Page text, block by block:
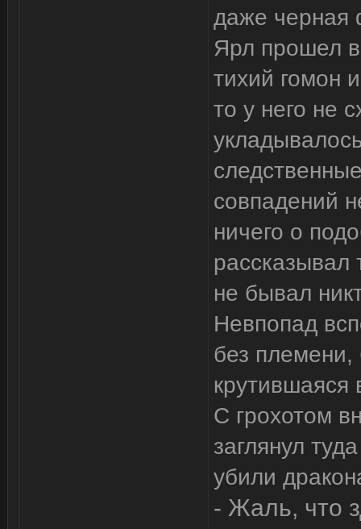
даже черная
Ярл прошел
тихий гомон
то у него не
совпадений
ничего о
рассказывал
не бывал
Невпопад
без племени,
крутившаяся
С грохотом
заглянул
убили
- Жаль, что